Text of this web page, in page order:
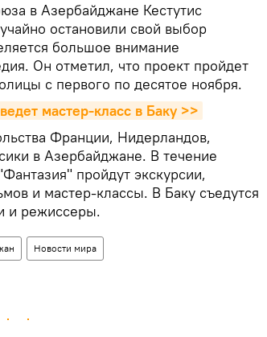
в Азербайджане Кестутис
остановили свой выбор
большое внимание
Он отметил, что проект пройдет
с первого по десятое ноября.
мастер-класс в Баку >>
Франции, Нидерландов,
в Азербайджане. В течение
пройдут экскурсии,
и мастер-классы. В Баку съедутся
и режиссеры.
Новости мира